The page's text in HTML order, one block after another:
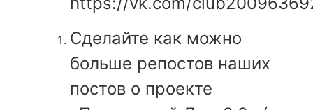
Сделайте как можно
больше репостов наших
постов о проекте